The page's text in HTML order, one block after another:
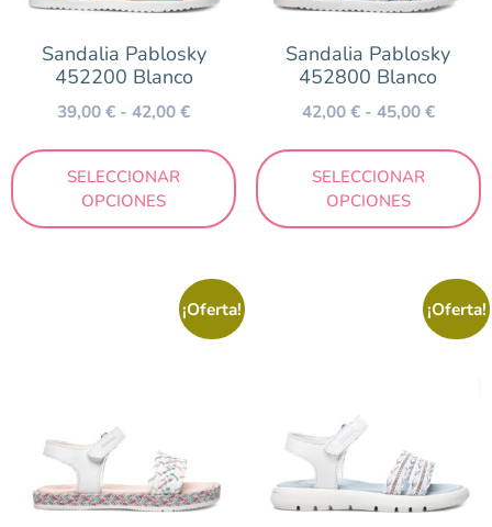
New Balance
Pablosky
Saguaro
Skechers
Precio
Sandalia Pablosky
452200 Blanco
39,00€ - 42,00€
SELECCIONAR
OPCIONES
Sandalia Pablosky
452800 Blanco
42,00€ - 45,00€
SELECCIONAR
OPCIONES
¡Oferta! ¡Oferta!